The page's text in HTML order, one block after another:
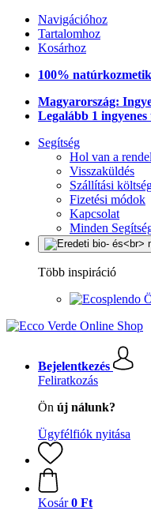
Navigációhoz
Tartalomhoz
Kosárhoz
100%
Magyarország:
Legalább 1
Segítség
Hol van a
Visszaküldés
Szállítási
Fizetési módok
Kapcsolat
Minden
Több inspiráció
Bejelentkezés
Feliratkozás
Ön új nálunk?
Ügyfélfiók nyitása
Kosár 0 Ft